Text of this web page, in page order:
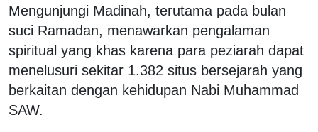
Mengunjungi Madinah, terutama pada bulan
suci Ramadan, menawarkan pengalaman
spiritual yang khas karena para peziarah dapat
menelusuri sekitar 1.382 situs bersejarah yang
berkaitan dengan kehidupan Nabi Muhammad
SAW.